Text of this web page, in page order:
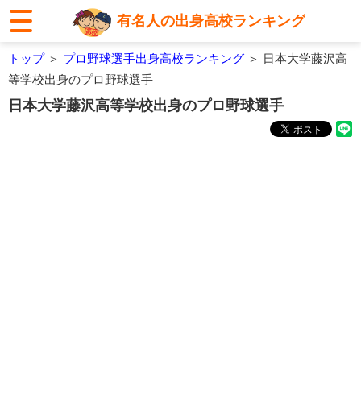
有名人の出身高校ランキング
トップ＞ プロ野球選手出身高校ランキング ＞ 日本大学藤沢高
等学校出身のプロ野球選手
日本大学藤沢高等学校出身のプロ野球選手